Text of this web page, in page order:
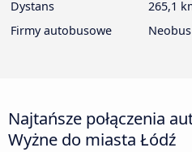
Dystans
265,1
Firmy autobusowe
Neobus
Najtańsze połączenia
Wyżne do miasta Łódź